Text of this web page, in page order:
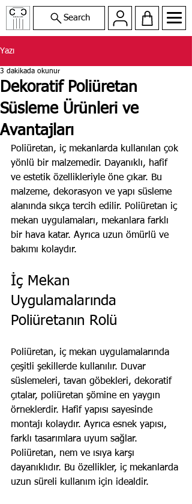
Search
Yazı
Dekoratif Poliüretan
Süsleme Ürünleri ve
Avantajları
3 dakikada okunur
Poliüretan, iç mekanlarda kullanılan çok
yönlü bir malzemedir. Dayanıklı, hafif
ve estetik özellikleriyle öne çıkar. Bu
malzeme, dekorasyon ve yapı süsleme
alanında sıkça tercih edilir. Poliüretan iç
mekan uygulamaları, mekanlara farklı
bir hava katar. Ayrıca uzun ömürlü ve
bakımı kolaydır.
İç Mekan
Uygulamalarında
Poliüretanın Rolü
Poliüretan, iç mekan uygulamalarında
çeşitli şekillerde kullanılır. Duvar
süslemeleri, tavan göbekleri, dekoratif
çıtalar, poliüretan şömine en yaygın
örneklerdir. Hafif yapısı sayesinde
montajı kolaydır. Ayrıca esnek yapısı,
farklı tasarımlara uyum sağlar.
Poliüretan, nem ve ısıya karşı
dayanıklıdır. Bu özellikler, iç mekanlarda
uzun süreli kullanım için idealdir.